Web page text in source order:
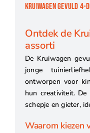
KRUIWAGEN GEVULD 4-
Ontdek de
assorti
De Kruiwagen
jonge
ontworpen voor
hun creativiteit. De
schepje en gieter,
Waarom kiezen